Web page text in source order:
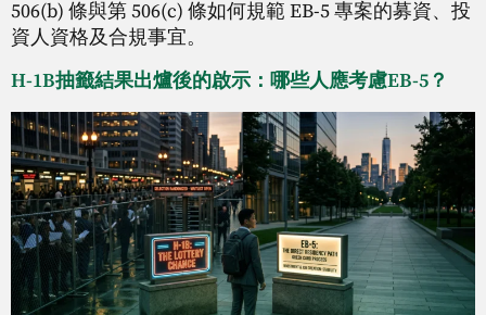
506(b) 條與第 506(c) 條如何規範 EB-5 專案的募資、投
資人資格及合規事宜。
H-1B抽籤結果出爐後的啟示：哪些人應考慮EB-5？